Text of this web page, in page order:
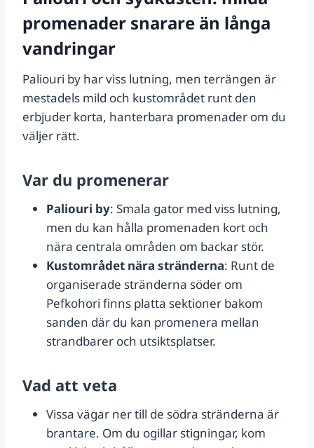
promenader snarare än långa
vandringar
Paliouri by har viss lutning, men terrängen är
mestadels mild och kustområdet runt den
erbjuder korta, hanterbara promenader om du
väljer rätt.
Var du promenerar
Paliouri by: Smala gator med viss lutning,
men du kan hålla promenaden kort och
nära centrala områden om backar stör.
Kustområdet nära stränderna: Runt de
organiserade stränderna söder om
Pefkohori finns platta sektioner bakom
sanden där du kan promenera mellan
strandbarer och utsiktsplatser.
Vad att veta
Vissa vägar ner till de södra stränderna är
brantare. Om du ogillar stigningar, kom